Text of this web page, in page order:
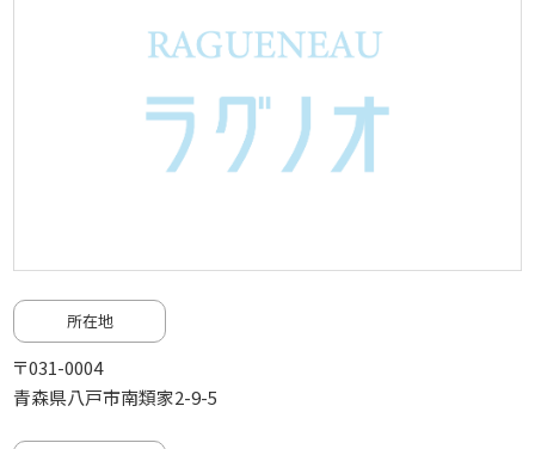
所在地
〒031-0004
青森県八戸市南類家2-9-5